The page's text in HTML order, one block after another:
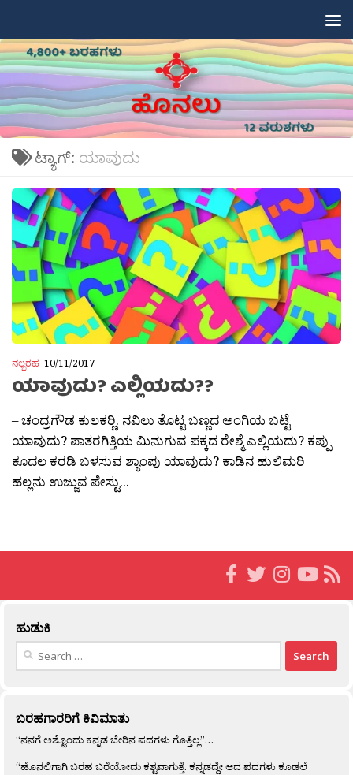
ಟ್ಯಾಗ್: ಯಾವುದು
ನಲ್ಬರಹ 10/11/2017
ಯಾವುದು? ಎಲ್ಲಿಯದು??
– ಚಂದ್ರಗೌಡ ಕುಲಕರ‍್ಣಿ. ನವಿಲು ತೊಟ್ಟ ಬಣ್ಣದ ಅಂಗಿಯ ಬಟ್ಟೆ
ಯಾವುದು? ಪಾತರಗಿತ್ತಿಯ ಮಿನುಗುವ ಪಕ್ಕದ ರೇಶ್ಮೆ ಎಲ್ಲಿಯದು? ಕಪ್ಪು
ಕೂದಲ ಕರಡಿ ಬಳಸುವ ಶ್ಯಾಂಪು ಯಾವುದು? ಕಾಡಿನ ಹುಲಿಮರಿ
ಹಲ್ಲನು ಉಜ್ಜುವ ಪೇಸ್ಟು...
ಹುಡುಕಿ
Search
ಬರಹಗಾರರಿಗೆ ಕಿವಿಮಾತು
“ನನಗೆ ಅಶ್ಟೊಂದು ಕನ್ನಡ ಬೇರಿನ ಪದಗಳು ಗೊತ್ತಿಲ್ಲ”…
“ಹೊನಲಿಗಾಗಿ ಬರಹ ಬರೆಯೋದು ಕಶ್ಟವಾಗುತ್ತೆ. ಕನ್ನಡದ್ದೇ ಆದ ಪದಗಳು ಕೂಡಲೆ